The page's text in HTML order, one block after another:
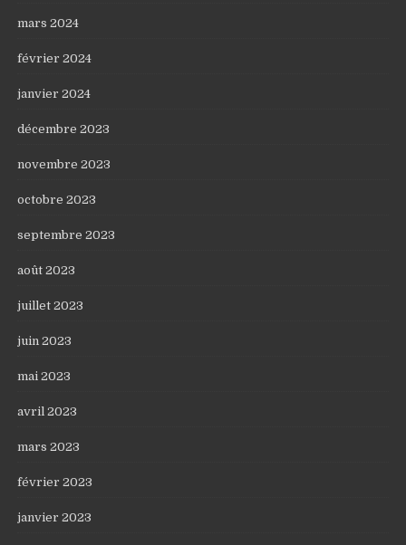
mars 2024
février 2024
janvier 2024
décembre 2023
novembre 2023
octobre 2023
septembre 2023
août 2023
juillet 2023
juin 2023
mai 2023
avril 2023
mars 2023
février 2023
janvier 2023